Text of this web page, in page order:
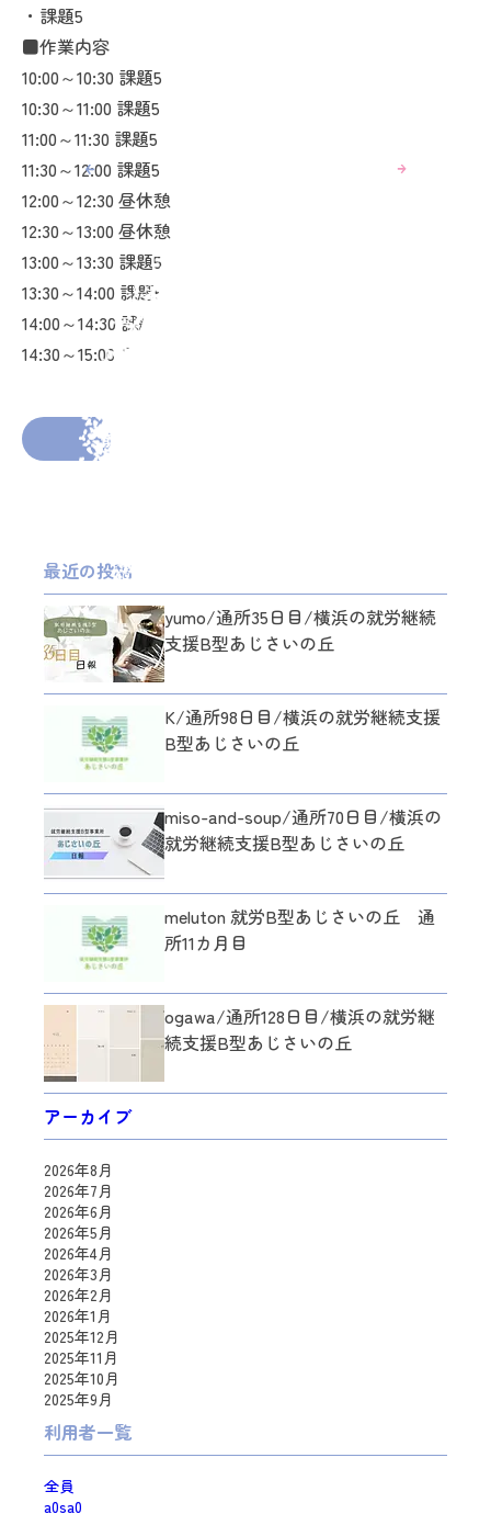
・課題5
■作業内容
10:00～10:30 課題5
10:30～11:00 課題5
11:00～11:30 課題5
11:30～12:00 課題5
12:00～12:30 昼休憩
12:30～13:00 昼休憩
13:00～13:30 課題5
13:30～14:00 課題5
14:00～14:30 課題5
14:30～15:00 日報とブログの入力
前の投稿へ
最近の投稿
yumo/通所35日目/横浜の就労継続
支援B型あじさいの丘
K/通所98日目/横浜の就労継続支援
B型あじさいの丘
miso-and-soup/通所70日目/横浜の
就労継続支援B型あじさいの丘
meluton 就労B型あじさいの丘 通
所11カ月目
ogawa/通所128日目/横浜の就労継
続支援B型あじさいの丘
アーカイブ
2026年8月
2026年7月
2026年6月
2026年5月
2026年4月
2026年3月
2026年2月
2026年1月
2025年12月
2025年11月
2025年10月
2025年9月
利用者一覧
全員
a0sa0